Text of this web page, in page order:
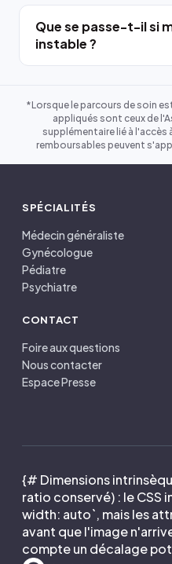
Que se passe-t-il si
instable ?
*Lorsque le parcours de soin
appliqués sont ceux de
supplémentaire lié à l'accès
remboursables peuvent
SPÉCIALITÉS
Médecin généraliste
Gynécologue
Pédiatre
Psychiatre
CONTACT
Foire aux questions
Nous contacter
Espace Presse
{# Dimensions
ratio conservé) : le CSS
width: auto`, mais les
avant que l'image
compte un décalage